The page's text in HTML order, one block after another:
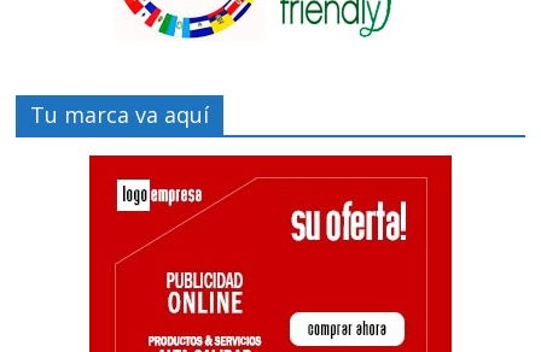
Tu marca va aquí